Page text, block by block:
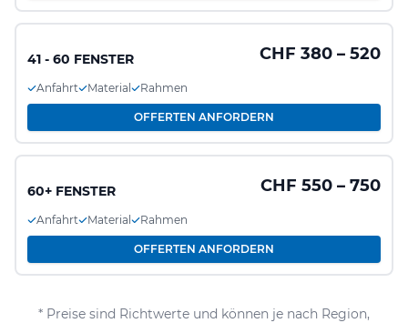
41 - 60 FENSTER CHF 380 – 520
Anfahrt Material Rahmen
OFFERTEN ANFORDERN
60+ FENSTER CHF 550 – 750
Anfahrt Material Rahmen
OFFERTEN ANFORDERN
* Preise sind Richtwerte und können je nach Region,